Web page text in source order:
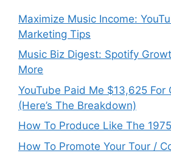
Maximize Music Income:
Marketing Tips
Music Biz Digest: Spotify
More
YouTube Paid Me $13,625 For
(Here’s The Breakdown)
How To Produce Like The 1975
How To Promote Your Tour /